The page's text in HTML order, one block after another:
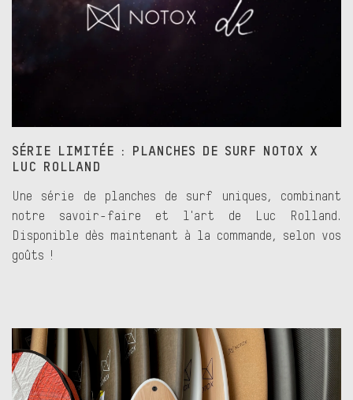
SÉRIE LIMITÉE : PLANCHES DE SURF NOTOX X
LUC ROLLAND
Une série de planches de surf uniques, combinant
notre savoir-faire et l'art de Luc Rolland.
Disponible dès maintenant à la commande, selon vos
goûts !